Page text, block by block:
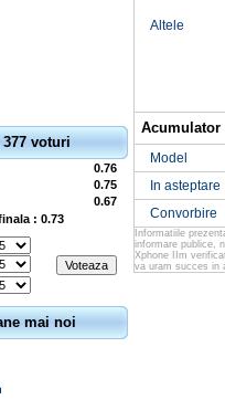
377 voturi
0.76
0.75
0.67
: 0.73
mai noi
Altele
Acumulator
Model
In asteptare
Convorbire
Informatiile
informare publice,
Xphone IIm
va uram succes in